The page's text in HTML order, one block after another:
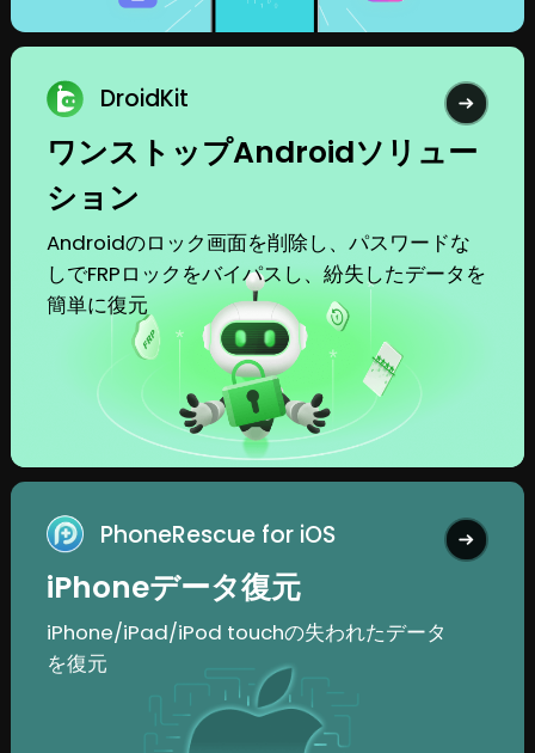
DroidKit
ワンストップAndroidソリュー
ション
Androidのロック画面を削除し、パスワードな
しでFRPロックをバイパスし、紛失したデータを
簡単に復元
PhoneRescue for iOS
iPhoneデータ復元
iPhone/iPad/iPod touchの失われたデータ
を復元